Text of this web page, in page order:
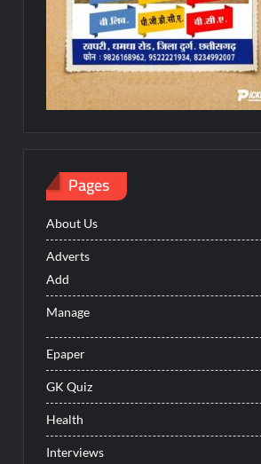
Pages
About Us
Adverts
Add
Manage
Epaper
GK Quiz
Health
Interviews